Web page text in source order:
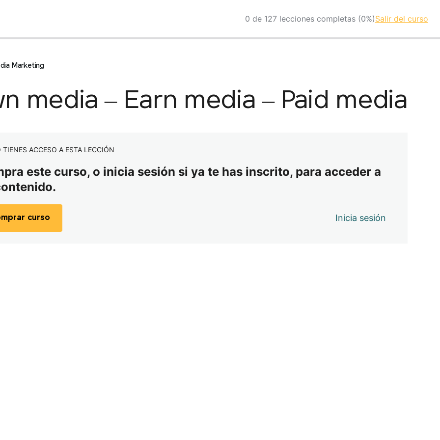
0 de 127 lecciones completas (0%)Salir del curso
Marketing
media – Earn media – Paid media
TIENES ACCESO A ESTA LECCIÓN
este curso, o inicia sesión si ya te has inscrito, para acceder a
curso Inicia sesión